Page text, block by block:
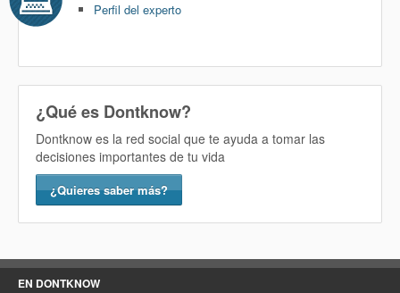
Perfil del experto
¿Qué es Dontknow?
Dontknow es la red social que te ayuda a tomar las
decisiones importantes de tu vida
¿Quieres saber más?
EN DONTKNOW